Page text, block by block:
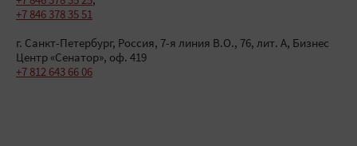
+7 846 378 35 51
г. Санкт-Петербург, Россия, 7-я линия В.О., 76, лит. А, Бизнес
Центр «Сенатор», оф. 419
+7 812 643 66 06